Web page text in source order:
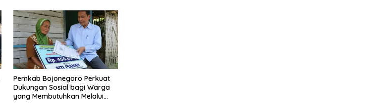
Pemkab Bojonegoro Perkuat
Dukungan Sosial bagi Warga
yang Membutuhkan Melalui